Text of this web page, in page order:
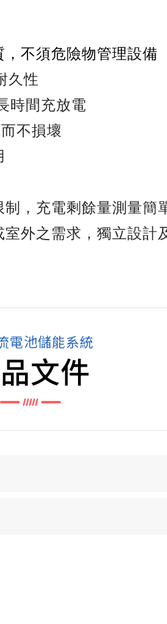
不須危險物管理設備
久性
時間充放電
不損壞
，充電剩餘量測量簡
外之需求，獨立設計
電池儲能系統
文件